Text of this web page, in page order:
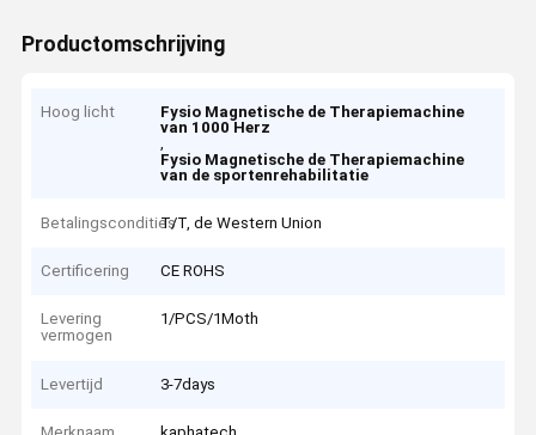
Productomschrijving
Hoog licht
Fysio Magnetische de Therapiemachine
van 1000 Herz
,
Fysio Magnetische de Therapiemachine
van de sportenrehabilitatie
BetalingsconditiesT/T, de Western Union
Certificering CE ROHS
Levering
vermogen
1/PCS/1Moth
Levertijd 3-7days